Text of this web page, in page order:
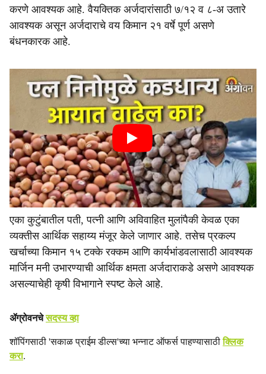
करणे आवश्यक आहे. वैयक्तिक अर्जदारांसाठी ७/१२ व ८-अ उतारे
आवश्यक असून अर्जदाराचे वय किमान २१ वर्षे पूर्ण असणे
बंधनकारक आहे.
एका कुटुंबातील पती, पत्नी आणि अविवाहित मुलांपैकी केवळ एका
व्यक्तीस आर्थिक सहाय्य मंजूर केले जाणार आहे. तसेच प्रकल्प
खर्चाच्या किमान १५ टक्के रक्कम आणि कार्यभांडवलासाठी आवश्यक
मार्जिन मनी उभारण्याची आर्थिक क्षमता अर्जदाराकडे असणे आवश्यक
असल्याचेही कृषी विभागाने स्पष्ट केले आहे.
ॲग्रोवनचेसदस्य व्हा
शॉपिंगसाठी 'सकाळ प्राईम डील्स'च्या भन्नाट ऑफर्स पाहण्यासाठीक्लिक
करा.